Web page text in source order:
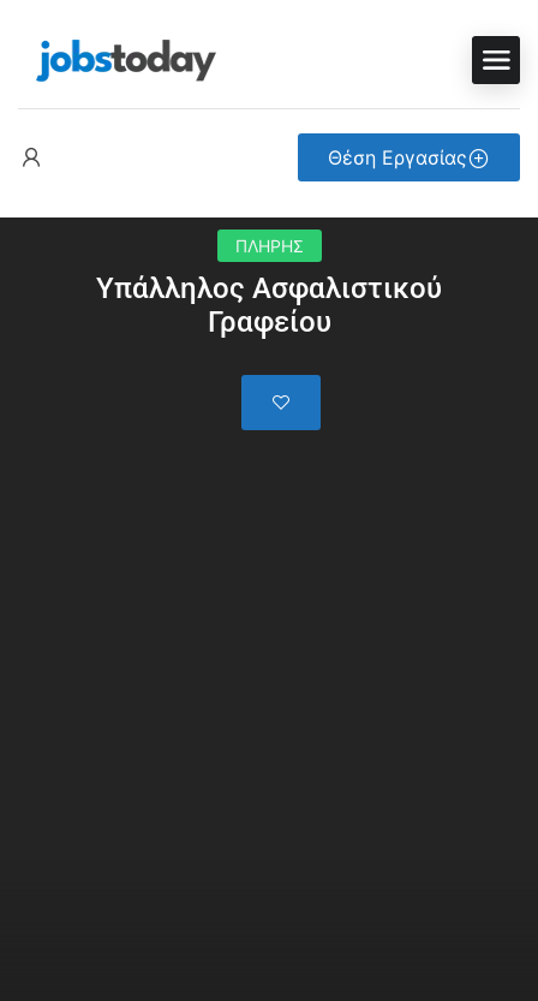
Θέση Εργασίας
ΠΛΗΡΗΣ
Υπάλληλος Ασφαλιστικού
Γραφείου